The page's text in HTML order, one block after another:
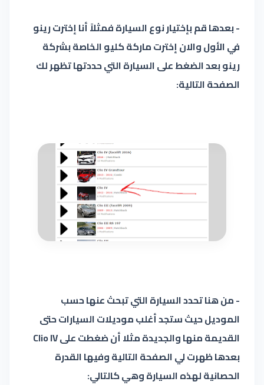
- بعدها قم بإختيار نوع السيارة فمثلاً أنا إخترت رينو
في الأول والان إخترت ماركة كليو الخاصة بشركة
رينو بعد الضغط على السيارة التي حددتها تظهر لك
الصفحة التالية:
- من هنا تحدد السيارة التي تبحث عنها حسب
الموديل حيث ستجد أغلب موديلات السيارات حتى
القديمة منها والجديدة مثلا أن ضغطت على Clio IV
بعدها ظهرت لي الصفحة التالية وفيها القدرة
الحصانية لهذه السيارة وهي كالتالي: